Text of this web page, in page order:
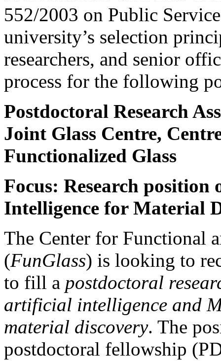
552/2003 on Public
university’s selection
researchers, and senior
process for the following
Postdoctoral Research
Joint Glass Centre,
Functionalized Glass
Focus: Research
Intelligence for Material
The Center for Functional
(FunGlass) is looking to
to fill a postdoctoral
artificial intelligence and
material discovery. The
postdoctoral fellowship